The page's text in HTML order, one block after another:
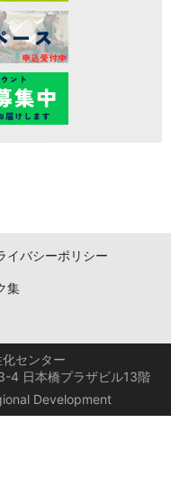
イバシーポリシー
集
センター
4 日本橋プラザビル13階
Development